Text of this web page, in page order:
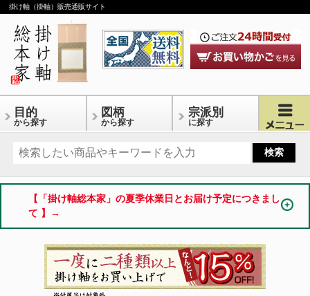
掛け軸（掛軸）販売通販サイト
目的
から探す
図柄
から探す
宗派別
に探す
【「掛け軸総本家」の夏季休業日とお届け予定につきまし
て 】→